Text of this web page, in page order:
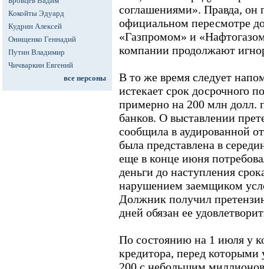
Кокойты Эдуард
Кудрин Алексей
Онищенко Геннадий
Путин Владимир
Чичваркин Евгений
все персоны
соглашениями». Правда, он
официальном пересмотре
«Газпромом» и
компании продолжают
В то же время следует
истекает срок досрочного
примерно на 200 млн долл.
банков. О выставлении
сообщила в аудированной
была представлена в
еще в конце июня
деньги до наступления
нарушением заемщиком
Должник получил
дней обязан ее
По состоянию на 1 июля у
кредитора, перед которыми